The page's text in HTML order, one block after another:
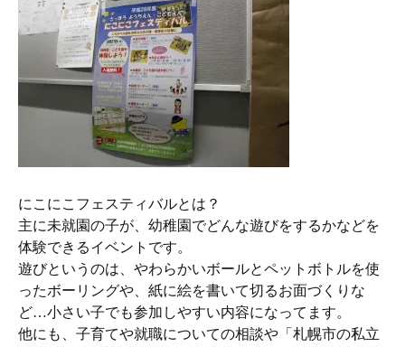
にこにこフェスティバルとは？
主に未就園の子が、幼稚園でどんな遊びをするかなどを
体験できるイベントです。
遊びというのは、やわらかいボールとペットボトルを使
ったボーリングや、紙に絵を書いて切るお面づくりな
ど…小さい子でも参加しやすい内容になってます。
他にも、子育てや就職についての相談や「札幌市の私立